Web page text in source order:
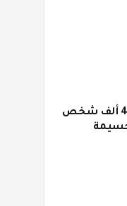
الإحصاء الفلسطيني: 42 ألف شخص
جسيمة